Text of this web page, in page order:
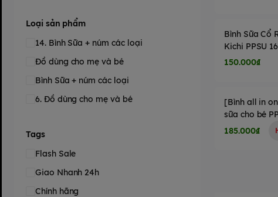
Loại sản phẩm
14. Bình Sữa + núm các loại
Đồ dùng cho mẹ và bé
Bình Sữa + núm các loại
6. Đồ dùng cho mẹ và bé
Tags
Flash Sale
Giao Nhanh 24h
Chính hãng
Bình Sữa Cổ
Kichi PPSU
150.000₫
[Bình all in
sữa cho bé
cấp hình hổ
185.000₫